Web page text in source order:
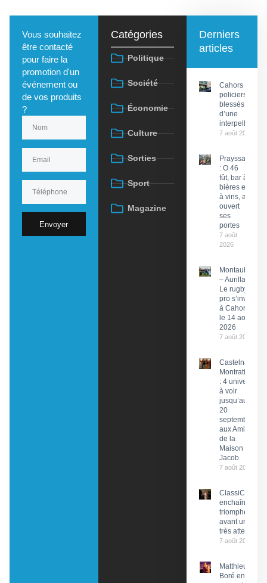
Vous souhaitez
être contacté
pour faire la
promotion d'un
événement ou
de vos produits
?
Envoyer
Catégories
Politique
Société
Économie
Culture
Sorties
Sport
Magazine
Derniers
articles
Cahors : Des
policiers
blessés lors
d’une
interpellation
7 août 2026
Prayssac
: O 46
fût, bar à
bières et
à vins, a
ouvert
ses
portes
7 août
2026
Montauban
– Aurillac :
Le rugby
pro s’invite
à Cahors
le 14 août
2026
7 août 2026
Castelnau-
Montratier
: 4 univers
à voir
jusqu’au
20
septembre
aux Amis
de la
Maison
Jacob
7 août 2026
ClassiCahors
enchaîne les
triomphes
avant un final
très attendu
7 août 2026
Matthieu
Boré en